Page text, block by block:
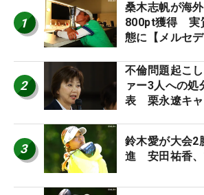
1
桑木志帆が海
800pt獲得 実
態に【メルセ
2
不倫問題起こ
ァー3人への処
表 栗永遼キャ
3
鈴木愛が大会2
進 安田祐香、